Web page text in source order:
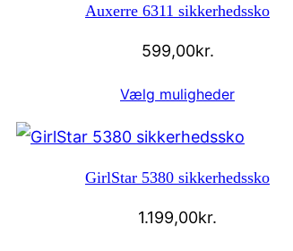
Auxerre 6311 sikkerhedssko
599,00kr.
Vælg muligheder
GirlStar 5380 sikkerhedssko
1.199,00kr.